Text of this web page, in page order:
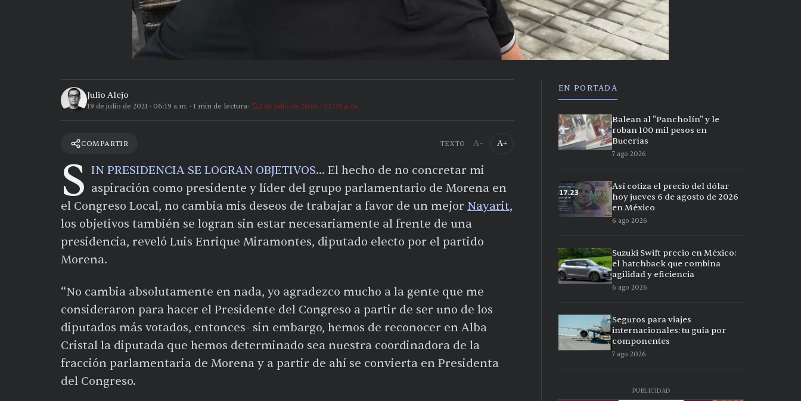
Julio Alejo
19 de julio de 2021 · 06:19 a.m. · 1 min de lectura 2 de julio de 2026 · 02:09 p.m.
COMPARTIR TEXTO A− A+
S IN PRESIDENCIA SE LOGRAN OBJETIVOS… El hecho de no concretar mi
aspiración como presidente y líder del grupo parlamentario de Morena en
el Congreso Local, no cambia mis deseos de trabajar a favor de un mejor Nayarit,
los objetivos también se logran sin estar necesariamente al frente de una
presidencia, reveló Luis Enrique Miramontes, diputado electo por el partido
Morena.
“No cambia absolutamente en nada, yo agradezco mucho a la gente que me
consideraron para hacer el Presidente del Congreso a partir de ser uno de los
diputados más votados, entonces- sin embargo, hemos de reconocer en Alba
Cristal la diputada que hemos determinado sea nuestra coordinadora de la
fracción parlamentaria de Morena y a partir de ahí se convierta en Presidenta
del Congreso.
EN PORTADA
Balean al "Pancholín" y le
roban 100 mil pesos en
Bucerías
7 ago 2026
Así cotiza el precio del dólar
hoy jueves 6 de agosto de 2026
en México
6 ago 2026
Suzuki Swift precio en México:
el hatchback que combina
agilidad y eficiencia
6 ago 2026
Seguros para viajes
internacionales: tu guía por
componentes
7 ago 2026
PUBLICIDAD